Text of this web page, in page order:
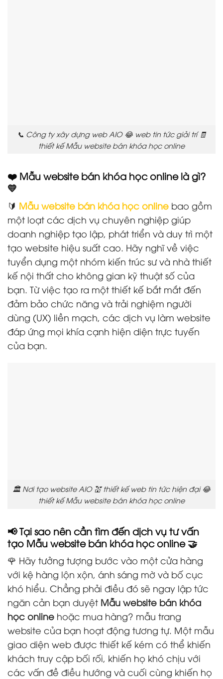
📞 Công ty xây dựng web AIO 😂 web tin tức giải trí 🧾
thiết kế Mẫu website bán khóa học online
❤️ Mẫu website bán khóa học online là gì?
💛
🔰 Mẫu website bán khóa học online bao gồm
một loạt các dịch vụ chuyên nghiệp giúp
doanh nghiệp tạo lập, phát triển và duy trì một
tạo website hiệu suất cao. Hãy nghĩ về việc
tuyển dụng một nhóm kiến trúc sư và nhà thiết
kế nội thất cho không gian kỹ thuật số của
bạn. Từ việc tạo ra một thiết kế bắt mắt đến
đảm bảo chức năng và trải nghiệm người
dùng (UX) liền mạch, các dịch vụ làm website
đáp ứng mọi khía cạnh hiện diện trực tuyến
của bạn.
🏛️ Nơi tạo website AIO 💒 thiết kế web tin tức hiện đại 😂
thiết kế Mẫu website bán khóa học online
📢 Tại sao nên cần tìm đến dịch vụ tư vấn
tạo Mẫu website bán khóa học online 🤝
🌹 Hãy tưởng tượng bước vào một cửa hàng
với kệ hàng lộn xộn, ánh sáng mờ và bố cục
khó hiểu. Chẳng phải điều đó sẽ ngay lập tức
ngăn cản bạn duyệt Mẫu website bán khóa
học online hoặc mua hàng? mẫu trang
website của bạn hoạt động tương tự. Một mẫu
giao diện web được thiết kế kém có thể khiến
khách truy cập bối rối, khiến họ khó chịu với
các vấn đề điều hướng và cuối cùng khiến họ